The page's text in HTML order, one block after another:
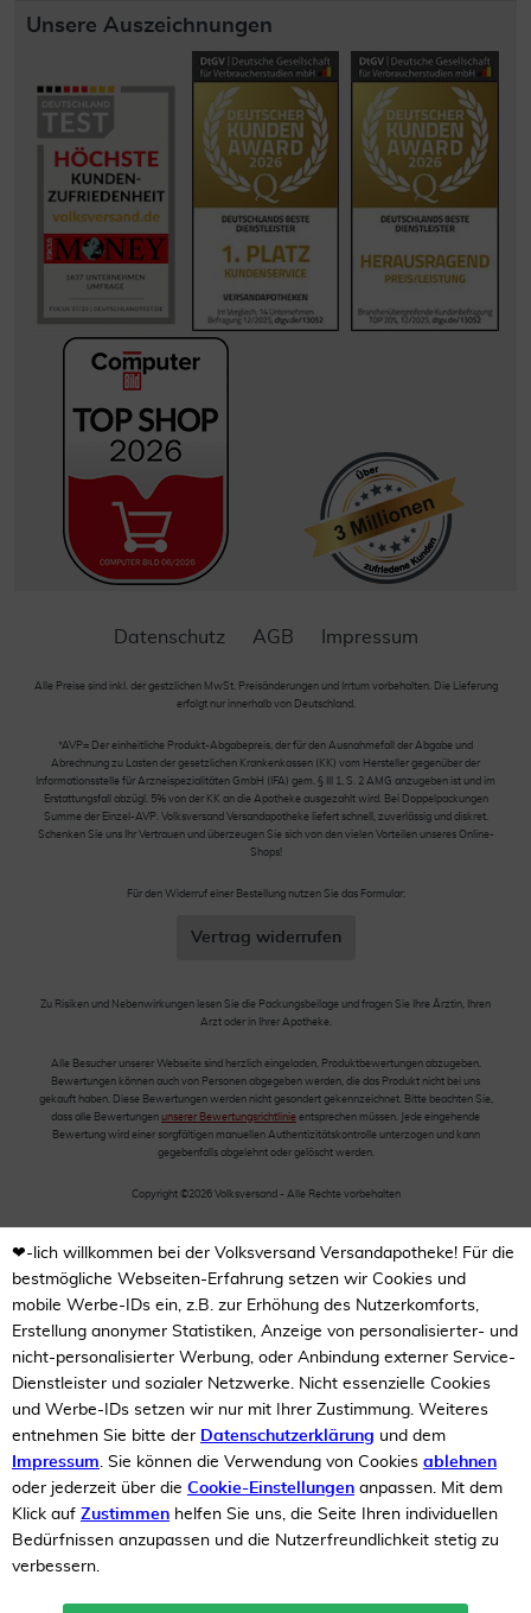
Unsere Auszeichnungen
Datenschutz AGB Impressum
Alle Preise sind inkl. der gestzlichen MwSt. Preisänderungen und Irrtum vorbehalten. Die Lieferung
erfolgt nur innerhalb von Deutschland.
*AVP= Der einheitliche Produkt-Abgabepreis, der für den Ausnahmefall der Abgabe und
Abrechnung zu Lasten der gesetzlichen Krankenkassen (KK) vom Hersteller gegenüber der
Informationsstelle für Arzneispezialitäten GmbH (IFA) gem. § III 1, S. 2 AMG anzugeben ist und im
Erstattungsfall abzügl. 5% von der KK an die Apotheke ausgezahlt wird. Bei Doppelpackungen
Summe der Einzel-AVP. Volksversand Versandapotheke liefert schnell, zuverlässig und diskret.
Schenken Sie uns Ihr Vertrauen und überzeugen Sie sich von den vielen Vorteilen unseres Online-
Shops!
Für den Widerruf einer Bestellung nutzen Sie das Formular:
Vertrag widerrufen
Zu Risiken und Nebenwirkungen lesen Sie die Packungsbeilage und fragen Sie Ihre Ärztin, Ihren
Arzt oder in Ihrer Apotheke.
Alle Besucher unserer Webseite sind herzlich eingeladen, Produktbewertungen abzugeben.
Bewertungen können auch von Personen abgegeben werden, die das Produkt nicht bei uns
gekauft haben. Diese Bewertungen werden nicht gesondert gekennzeichnet. Bitte beachten Sie,
dass alle Bewertungen unserer Bewertungsrichtlinie entsprechen müssen. Jede eingehende
Bewertung wird einer sorgfältigen manuellen Authentizitätskontrolle unterzogen und kann
gegebenfalls abgelehnt oder gelöscht werden.
Copyright ©2026 Volksversand - Alle Rechte vorbehalten
❤-lich willkommen bei der Volksversand Versandapotheke! Für die
bestmögliche Webseiten-Erfahrung setzen wir Cookies und
mobile Werbe-IDs ein, z.B. zur Erhöhung des Nutzerkomforts,
Erstellung anonymer Statistiken, Anzeige von personalisierter- und
nicht-personalisierter Werbung, oder Anbindung externer Service-
Dienstleister und sozialer Netzwerke. Nicht essenzielle Cookies
und Werbe-IDs setzen wir nur mit Ihrer Zustimmung. Weiteres
entnehmen Sie bitte der Datenschutzerklärung und dem
Impressum. Sie können die Verwendung von Cookies ablehnen
oder jederzeit über die Cookie-Einstellungen anpassen. Mit dem
Klick auf Zustimmen helfen Sie uns, die Seite Ihren individuellen
Bedürfnissen anzupassen und die Nutzerfreundlichkeit stetig zu
verbessern.